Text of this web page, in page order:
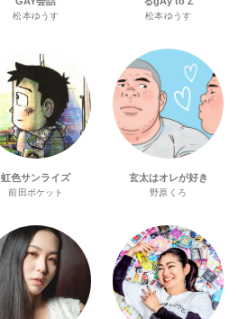
松本ゆうす 松本ゆうす
虹色サンライズ
前田ポケット
玄太はオレが好き
野原くろ